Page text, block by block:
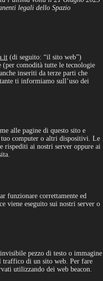
legali dello Spazio
(di seguito: “il sito web”)
comodità tutte le tecnologie
inseriti da terze parti che
ti informiamo sull’uso dei
alle pagine di questo sito e
computer o altri dispositivi. Le
rispediti ai nostri server oppure ai
funzionare correttamente ed
viene eseguito sui nostri server o
pezzo di testo o immagine
traffico di un sito web. Per fare
utilizzando dei web beacon.